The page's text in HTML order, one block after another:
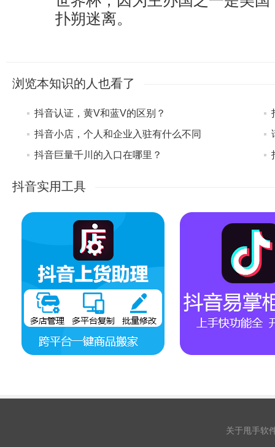
扑朔迷离。
浏览本知识的人也看了
抖音认证，黄V和蓝V的区别？
抖音小店，个人和企业入驻有什么不同
抖音巨量千川的入口在哪里？
抖音实用工具
关于甩手软